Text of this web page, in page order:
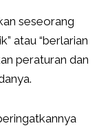
seseorang
atau “berlarian
peraturan dan